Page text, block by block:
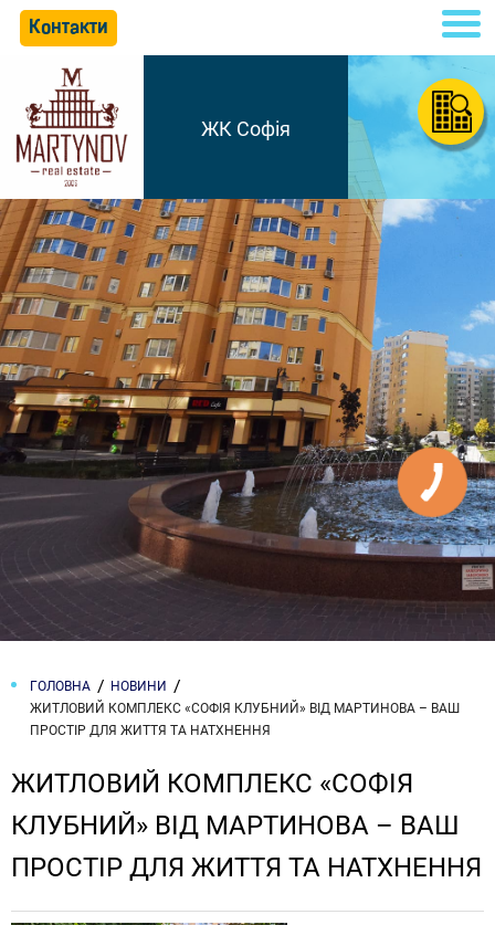
Контакти
ЖК Софія
ГОЛОВНА
НОВИНИ
ЖИТЛОВИЙ КОМПЛЕКС «СОФІЯ КЛУБНИЙ» ВІД МАРТИНОВА – ВАШ
ПРОСТІР ДЛЯ ЖИТТЯ ТА НАТХНЕННЯ
ЖИТЛОВИЙ КОМПЛЕКС «СОФІЯ
КЛУБНИЙ» ВІД МАРТИНОВА – ВАШ
ПРОСТІР ДЛЯ ЖИТТЯ ТА НАТХНЕННЯ